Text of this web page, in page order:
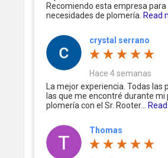
Recomiendo esta empresa para
necesidades de plomería. Read
crystal serrano
Hace 4 semanas
La mejor experiencia. Todas las
las que me encontré durante mi
plomería con el Sr. Rooter...
Thomas